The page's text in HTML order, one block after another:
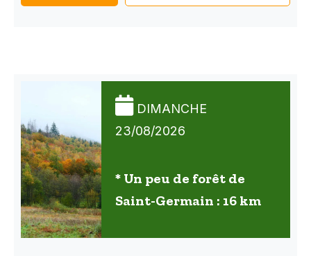
DIMANCHE
23/08/2026
* Un peu de forêt de
Saint-Germain : 16 km